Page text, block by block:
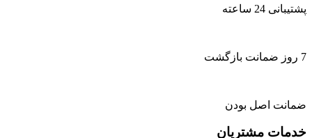
پشتیبانی 24 ساعته
7 روز ضمانت بازگشت
ضمانت اصل بودن
خدمات مشتریان